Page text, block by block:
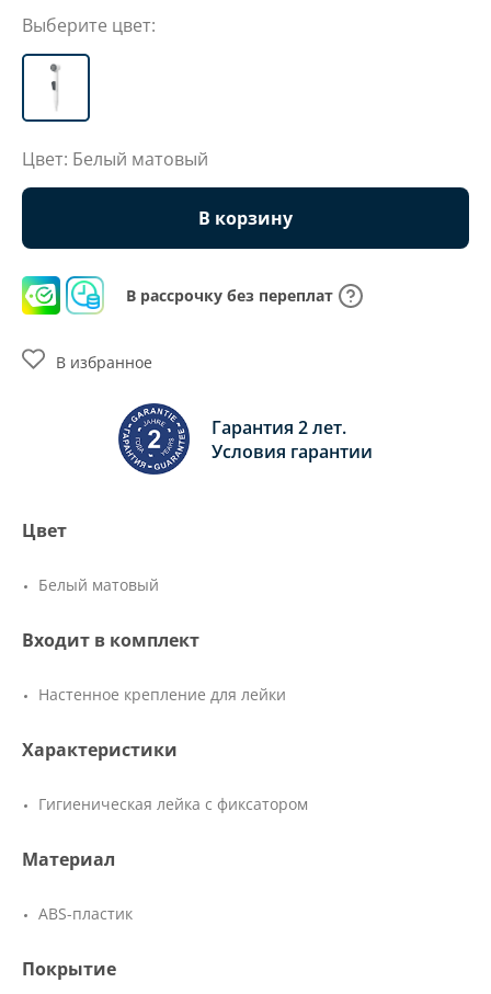
Выберите цвет:
Цвет: Белый матовый
В корзину
В рассрочку без переплат
Гарантия 2 лет.
Условия гарантии
В избранное
Цвет
Белый матовый
Входит в комплект
Настенное крепление для лейки
Характеристики
Гигиеническая лейка с фиксатором
Материал
ABS-пластик
Покрытие